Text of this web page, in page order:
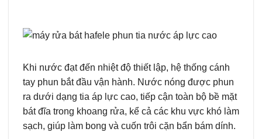
Khi nước đạt đến nhiệt độ thiết lập, hệ thống cánh
tay phun bắt đầu vận hành. Nước nóng được phun
ra dưới dạng tia áp lực cao, tiếp cận toàn bộ bề mặt
bát đĩa trong khoang rửa, kể cả các khu vực khó làm
sạch, giúp làm bong và cuốn trôi cặn bẩn bám dính.